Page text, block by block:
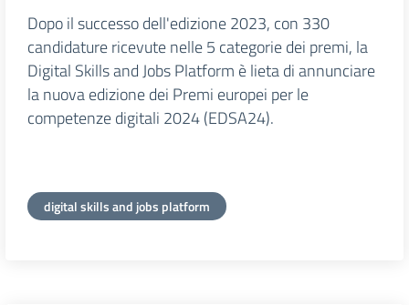
Dopo il successo dell'edizione 2023, con 330
candidature ricevute nelle 5 categorie dei premi, la
Digital Skills and Jobs Platform è lieta di annunciare
la nuova edizione dei Premi europei per le
competenze digitali 2024 (EDSA24).
digital skills and jobs platform